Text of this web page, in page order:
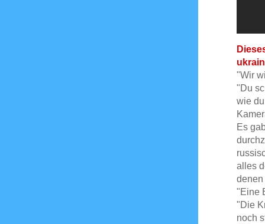
"Wir
"Du
wie
Es
alles
"Eine
"Die
noch